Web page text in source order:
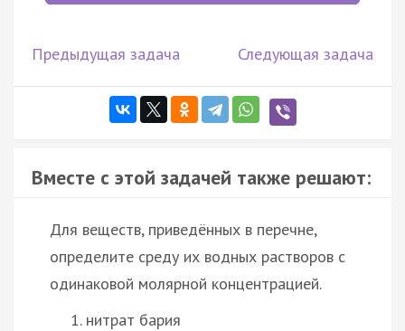
Предыдущая задача Следующая задача
Вместе с этой задачей также решают:
Для веществ, приведённых в перечне,
определите среду их водных растворов с
одинаковой молярной концентрацией.
нитрат бария